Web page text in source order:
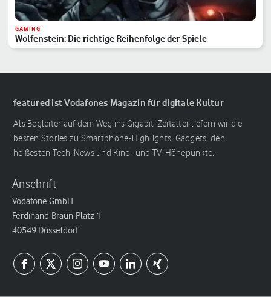
GAMING
Wolfenstein: Die richtige Reihenfolge der Spiele
featured ist Vodafones Magazin für digitale Kultur
Als Begleiter auf dem Weg ins Gigabit-Zeitalter liefern wir die
besten Stories zu Smartphone-Highlights, Gadgets, den
heißesten Tech-News und Kino- und TV-Höhepunkte.
Anschrift
Vodafone GmbH
Ferdinand-Braun-Platz 1
40549 Düsseldorf